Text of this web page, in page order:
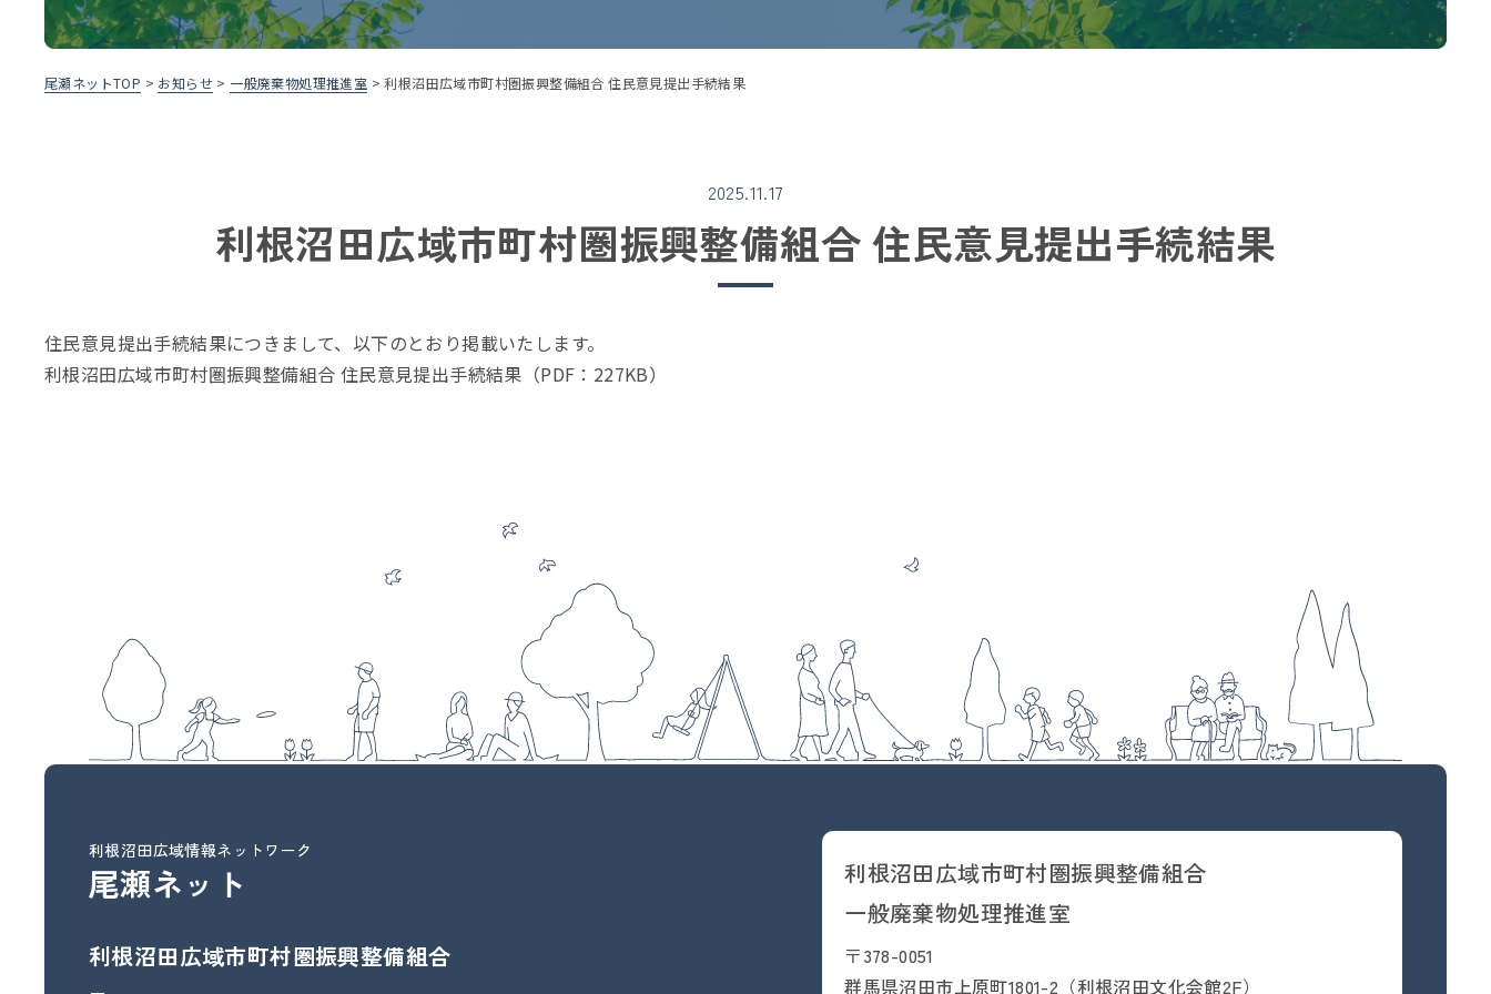
尾瀬ネットTOP > お知らせ > 一般廃棄物処理推進室 >利根沼田広域市町村圏振興整備組合 住民意見提出手続結果
2025.11.17
利根沼田広域市町村圏振興整備組合 住民意見提出手続結果
住民意見提出手続結果につきまして、以下のとおり掲載いたします。
利根沼田広域市町村圏振興整備組合 住民意見提出手続結果 （PDF：227KB）
利根沼田広域情報ネットワーク
尾瀬ネット
利根沼田広域市町村圏振興整備組合
利根沼田広域市町村圏振興整備組合
一般廃棄物処理推進室
〒378-0051
群馬県沼田市上原町1801-2（利根沼田文化会館2F）